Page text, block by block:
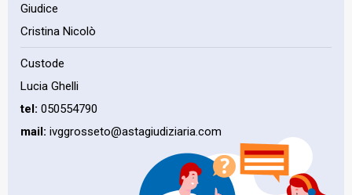
Giudice
Cristina Nicolò
Custode
Lucia Ghelli
tel: 050554790
mail: ivggrosseto@astagiudiziaria.com